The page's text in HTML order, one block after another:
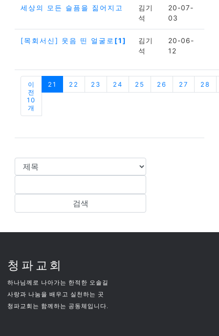
세상의 모든 슬픔을 짊어지고
김기
석
20-07-
03
[목회서신] 웃음 띤 얼굴로 [1]
김기
석
20-06-
12
이
전
10
개
21 22 23 24 25 26 27 28
청파교회
하나님께로 나아가는 한적한 오솔길
사랑과 나눔을 배우고 실천하는 곳
청파교회는 함께하는 공동체입니다.